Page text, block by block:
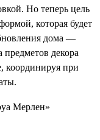
Но теперь цель
которая будет
дома —
предметов декора
координируя при